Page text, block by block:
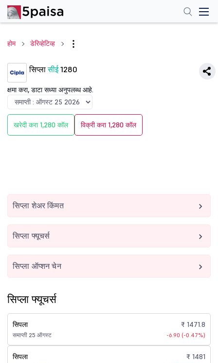
होम डेरिव्हेटिव्ह
सिप्लासीई1280
क्षमा करा, डाटा सध्या अनुपलब्ध आहे.
खरेदी करा 1,280 कॉल विक्री करा 1,280 कॉल
सिप्ला शेअर किंमत
सिप्ला फ्यूचर्स
सिप्ला ऑप्शन चेन
सिप्ला फ्यूचर्स
सिपला
समाप्ती 25 ऑगस्ट
₹ 1471.8
-6.90 (-0.47%)
सिपला ₹ 1481